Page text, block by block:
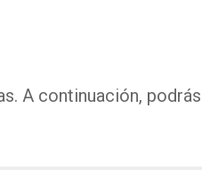
A continuación,